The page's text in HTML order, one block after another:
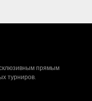
прямым
турниров.